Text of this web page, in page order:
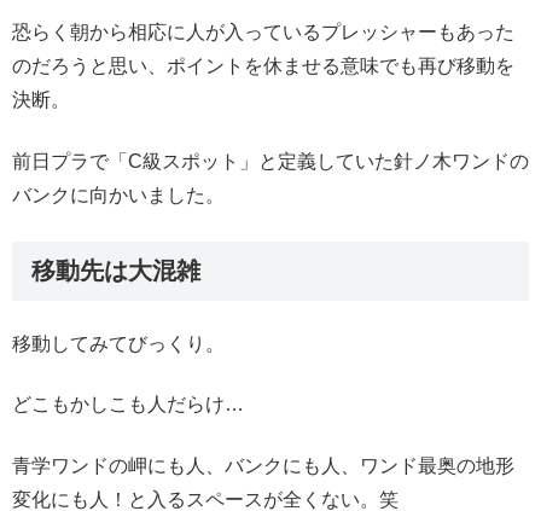
恐らく朝から相応に人が入っているプレッシャーもあった
のだろうと思い、ポイントを休ませる意味でも再び移動を
決断。
前日プラで「C級スポット」と定義していた針ノ木ワンドの
バンクに向かいました。
移動先は大混雑
移動してみてびっくり。
どこもかしこも人だらけ…
青学ワンドの岬にも人、バンクにも人、ワンド最奥の地形
変化にも人！と入るスペースが全くない。笑